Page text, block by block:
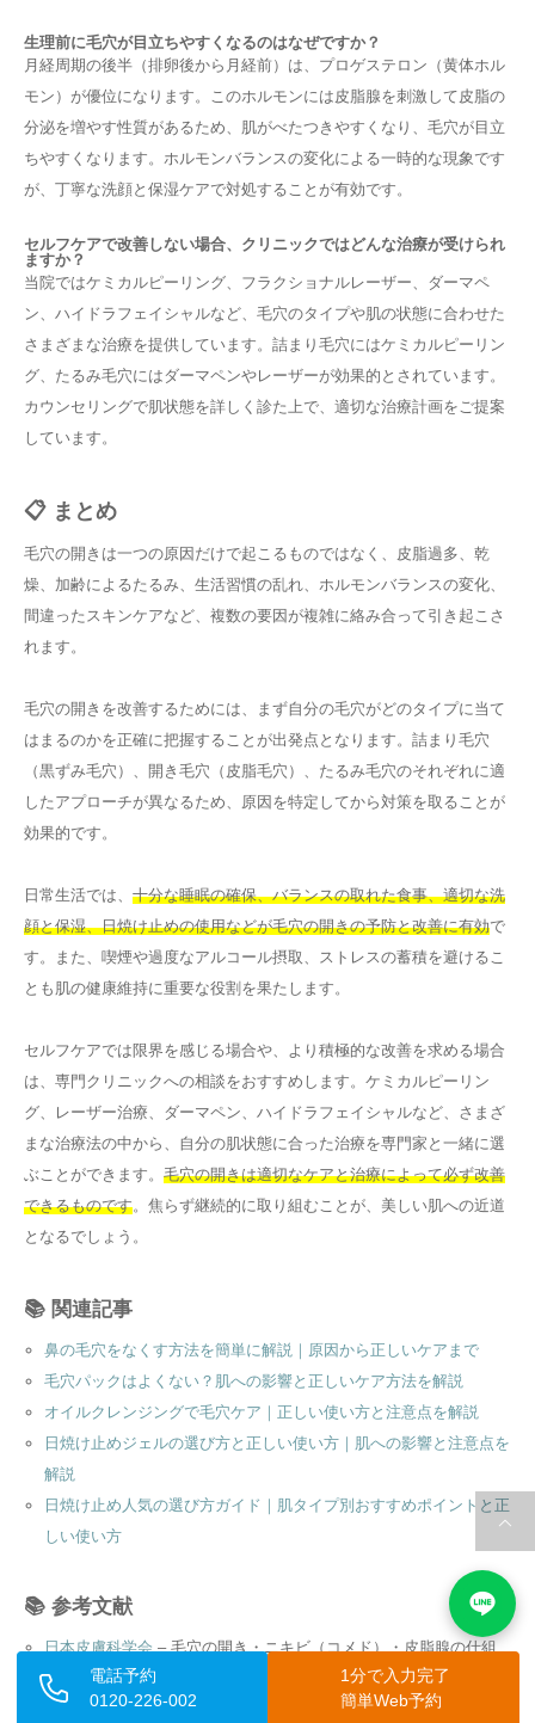
生理前に毛穴が目立ちやすくなるのはなぜですか？
月経周期の後半（排卵後から月経前）は、プロゲステロン（黄体ホル
モン）が優位になります。このホルモンには皮脂腺を刺激して皮脂の
分泌を増やす性質があるため、肌がべたつきやすくなり、毛穴が目立
ちやすくなります。ホルモンバランスの変化による一時的な現象です
が、丁寧な洗顔と保湿ケアで対処することが有効です。
セルフケアで改善しない場合、クリニックではどんな治療が受けられ
ますか？
当院ではケミカルピーリング、フラクショナルレーザー、ダーマペ
ン、ハイドラフェイシャルなど、毛穴のタイプや肌の状態に合わせた
さまざまな治療を提供しています。詰まり毛穴にはケミカルピーリン
グ、たるみ毛穴にはダーマペンやレーザーが効果的とされています。
カウンセリングで肌状態を詳しく診た上で、適切な治療計画をご提案
しています。
📋 まとめ
毛穴の開きは一つの原因だけで起こるものではなく、皮脂過多、乾
燥、加齢によるたるみ、生活習慣の乱れ、ホルモンバランスの変化、
間違ったスキンケアなど、複数の要因が複雑に絡み合って引き起こさ
れます。
毛穴の開きを改善するためには、まず自分の毛穴がどのタイプに当て
はまるのかを正確に把握することが出発点となります。詰まり毛穴
（黒ずみ毛穴）、開き毛穴（皮脂毛穴）、たるみ毛穴のそれぞれに適
したアプローチが異なるため、原因を特定してから対策を取ることが
効果的です。
日常生活では、 十分な睡眠の確保、バランスの取れた食事、適切な洗
顔と保湿、日焼け止めの使用などが毛穴の開きの予防と改善に有効で
す。また、喫煙や過度なアルコール摂取、ストレスの蓄積を避けるこ
とも肌の健康維持に重要な役割を果たします。
セルフケアでは限界を感じる場合や、より積極的な改善を求める場合
は、専門クリニックへの相談をおすすめします。ケミカルピーリン
グ、レーザー治療、ダーマペン、ハイドラフェイシャルなど、さまざ
まな治療法の中から、自分の肌状態に合った治療を専門家と一緒に選
ぶことができます。 毛穴の開きは適切なケアと治療によって必ず改善
できるものです。焦らず継続的に取り組むことが、美しい肌への近道
となるでしょう。
📚 関連記事
鼻の毛穴をなくす方法を簡単に解説｜原因から正しいケアまで
毛穴パックはよくない？肌への影響と正しいケア方法を解説
オイルクレンジングで毛穴ケア｜正しい使い方と注意点を解説
日焼け止めジェルの選び方と正しい使い方｜肌への影響と注意点を
解説
日焼け止め人気の選び方ガイド｜肌タイプ別おすすめポイントと正
しい使い方
📚 参考文献
日本皮膚科学会 – 毛穴の開き・ニキビ（コメド）・皮脂腺の仕組
みや皮膚の構造に関する専門的な解説。皮脂過多・乾燥・角質ター
ンオーバーなど記事内容の医学的根拠として参照。
電話予約
0120-226-002
1分で入力完了
簡単Web予約